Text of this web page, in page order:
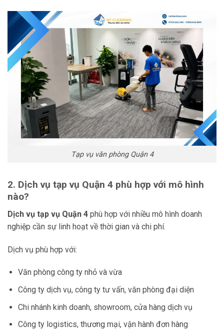
Tạp vụ văn phòng Quận 4
2. Dịch vụ tạp vụ Quận 4 phù hợp với mô hình
nào?
Dịch vụ tạp vụ Quận 4 phù hợp với nhiều mô hình doanh
nghiệp cần sự linh hoạt về thời gian và chi phí.
Dịch vụ phù hợp với:
Văn phòng công ty nhỏ và vừa
Công ty dịch vụ, công ty tư vấn, văn phòng đại diện
Chi nhánh kinh doanh, showroom, cửa hàng dịch vụ
Công ty logistics, thương mại, vận hành đơn hàng